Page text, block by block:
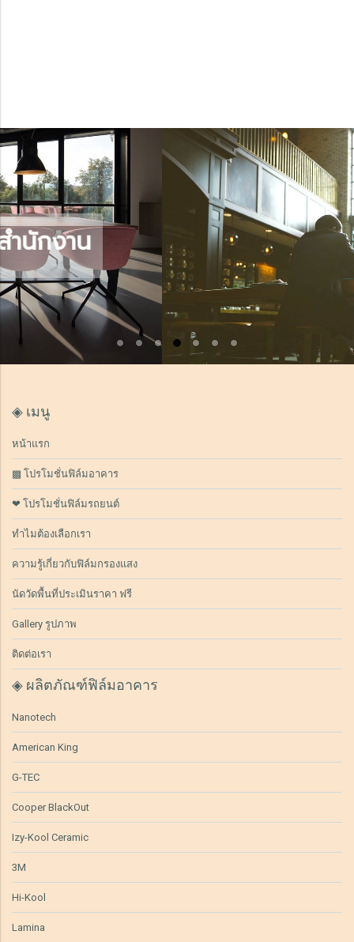
ฟิล์มร้านกาแฟ โชว์รูม
◈ เมนู
หน้าแรก
▩ โปรโมชั่นฟิล์มอาคาร
❤ โปรโมชั่นฟิล์มรถยนต์
ทำไมต้องเลือกเรา
ความรู้เกี่ยวกับฟิล์มกรองแสง
นัดวัดพื้นที่ประเมินราคา ฟรี
Gallery รูปภาพ
ติดต่อเรา
◈ ผลิตภัณฑ์ฟิล์มอาคาร
Nanotech
American King
G-TEC
Cooper BlackOut
Izy-Kool Ceramic
3M
Hi-Kool
Lamina